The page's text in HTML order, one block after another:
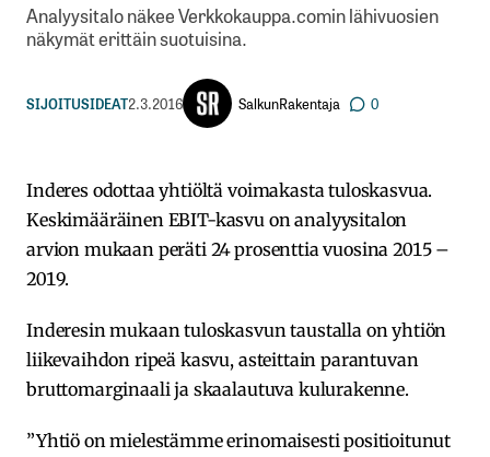
Analyysitalo näkee Verkkokauppa.comin lähivuosien
näkymät erittäin suotuisina.
SIJOITUSIDEAT2.3.2016 SalkunRakentaja 0
Inderes odottaa yhtiöltä voimakasta tuloskasvua.
Keskimääräinen EBIT-kasvu on analyysitalon
arvion mukaan peräti 24 prosenttia vuosina 2015 –
2019.
Inderesin mukaan tuloskasvun taustalla on yhtiön
liikevaihdon ripeä kasvu, asteittain parantuvan
bruttomarginaali ja skaalautuva kulurakenne.
”Yhtiö on mielestämme erinomaisesti positioitunut